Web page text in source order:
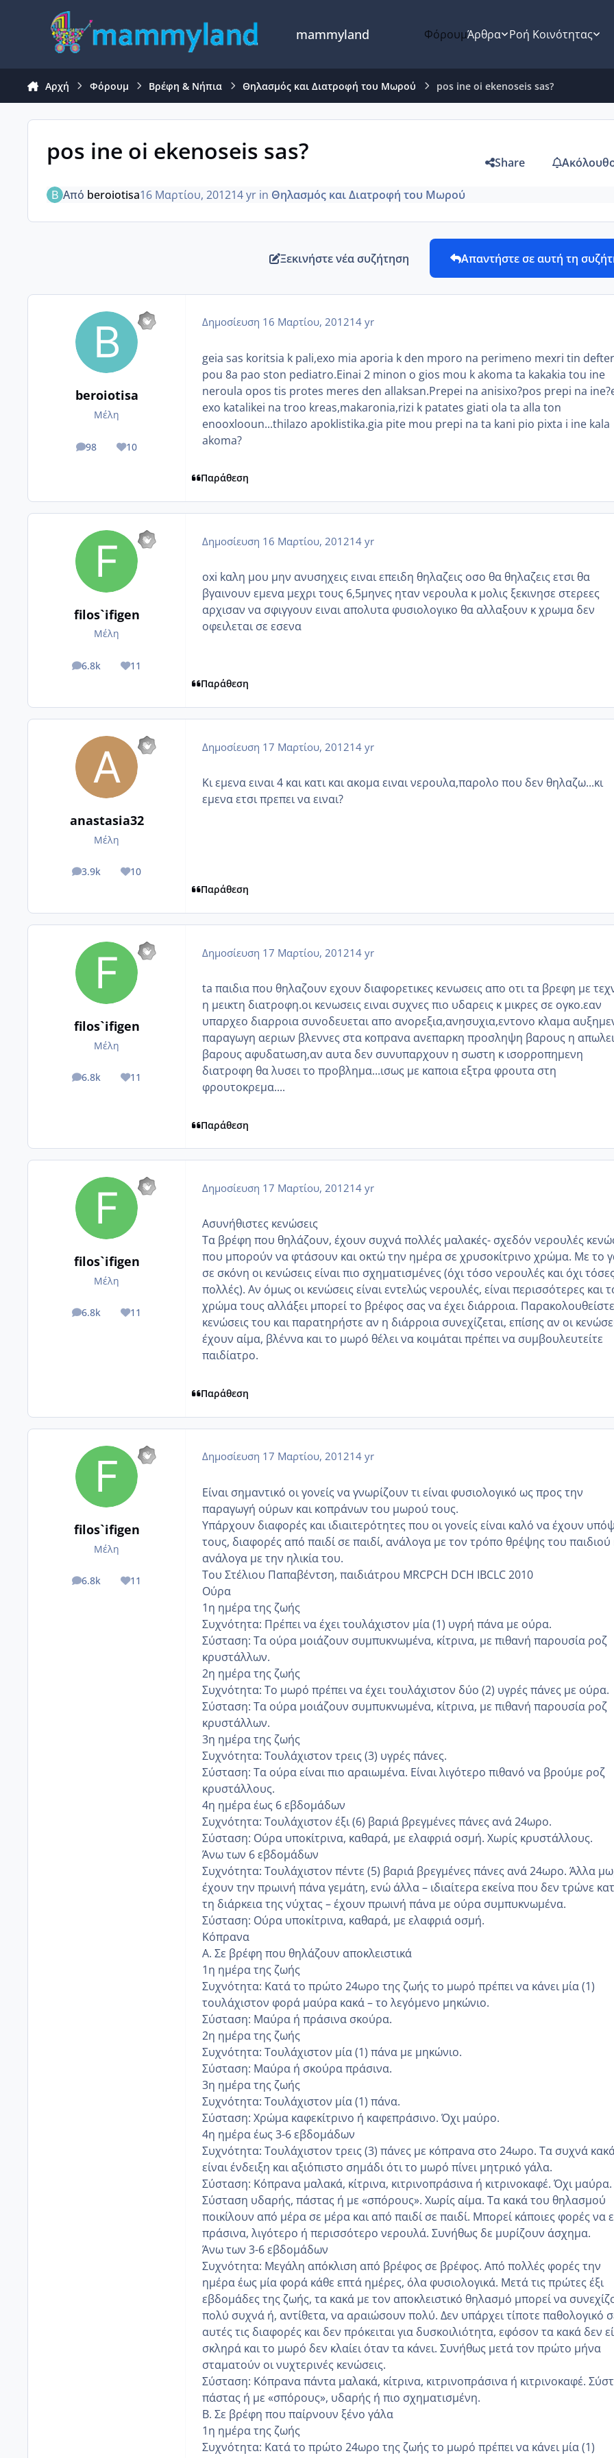
Μετάβαση σε περιεχόμενο
mammyland ΦόρουμΆρθρα Ροή Κοινότητας
Αρχή Φόρουμ Βρέφη & Νήπια Θηλασμός και Διατροφή του Μωρού pos ine oi ekenoseis sas?
pos ine oi ekenoseis sas? Share
Από beroiotisa16 Μαρτίου, 201214 yr in Θηλασμός και Διατροφή του Μωρού
Ξεκινήστε νέα συζήτηση Απαντήστε σε αυτή τη
beroiotisa
Μέλη
98
posts 10
Reputation
Δημοσίευση 16 Μαρτίου, 201214 yr
geia sas koritsia k pali,exo mia aporia k den mporo na perimeno mexri tin
pou 8a pao ston pediatro.Einai 2 minon o gios mou k akoma ta kakakia tou ine
neroula opos tis protes meres den allaksan.Prepei na anisixo?pos prepi na
exo katalikei na troo kreas,makaronia,rizi k patates giati ola ta alla ton
enooxlooun...thilazo apoklistika.gia pite mou prepi na ta kani pio pixta i ine kala
akoma?
Παράθεση
filos`ifigen
Μέλη
6.8k
posts 11
Reputation
Δημοσίευση 16 Μαρτίου, 201214 yr
oxi kαλη μου μην ανυσηχεις ειναι επειδη θηλαζεις οσο θα θηλαζεις ετσι θα
βγαινουν εμενα μεχρι τους 6,5μηνες ηταν νερουλα κ μολις ξεκινησε στερεες
αρχισαν να σφιγγουν ειναι απολυτα φυσιολογικο θα αλλαξουν κ χρωμα δεν
οφειλεται σε εσενα
Παράθεση
anastasia32
Μέλη
3.9k
posts 10
Reputation
Δημοσίευση 17 Μαρτίου, 201214 yr
Κι εμενα ειναι 4 και κατι και ακομα ειναι νερουλα,παρολο που δεν θηλαζω...κι
εμενα ετσι πρεπει να ειναι?
Παράθεση
filos`ifigen
Μέλη
6.8k
posts 11
Reputation
Δημοσίευση 17 Μαρτίου, 201214 yr
ta παιδια που θηλαζουν εχουν διαφορετικες κενωσεις απο οτι τα βρεφη με
η μεικτη διατροφη.οι κενωσεις ειναι συχνες πιο υδαρεις κ μικρες σε ογκο.εαν
υπαρχεο διαρροια συνοδευεται απο ανορεξια,ανησυχια,εντονο κλαμα
παραγωγη αεριων βλεννες στα κοπρανα ανεπαρκη προσληψη βαρους η
βαρους αφυδατωση,αν αυτα δεν συνυπαρχουν η σωστη κ ισορροπημενη
διατροφη θα λυσει το προβλημα...ισως με καποια εξτρα φρουτα στη
φρουτοκρεμα....
Παράθεση
filos`ifigen
Μέλη
6.8k
posts 11
Reputation
Δημοσίευση 17 Μαρτίου, 201214 yr
Ασυνήθιστες κενώσεις
Tα βρέφη που θηλάζουν, έχουν συχνά πολλές μαλακές- σχεδόν νερουλές
που μπορούν να φτάσουν και οκτώ την ημέρα σε χρυσοκίτρινο χρώμα. Με το
σε σκόνη οι κενώσεις είναι πιο σχηματισμένες (όχι τόσο νερουλές και όχι τόσες
πολλές). Αν όμως οι κενώσεις είναι εντελώς νερουλές, είναι περισσότερες και
χρώμα τους αλλάξει μπορεί το βρέφος σας να έχει διάρροια. Παρακολουθείστε
κενώσεις του και παρατηρήστε αν η διάρροια συνεχίζεται, επίσης αν οι
έχουν αίμα, βλέννα και το μωρό θέλει να κοιμάται πρέπει να συμβουλευτείτε
παιδίατρο.
Παράθεση
filos`ifigen
Μέλη
6.8k
posts 11
Reputation
Δημοσίευση 17 Μαρτίου, 201214 yr
Είναι σημαντικό οι γονείς να γνωρίζουν τι είναι φυσιολογικό ως προς την
παραγωγή ούρων και κοπράνων του μωρού τους.
Υπάρχουν διαφορές και ιδιαιτερότητες που οι γονείς είναι καλό να έχουν
τους, διαφορές από παιδί σε παιδί, ανάλογα με τον τρόπο θρέψης του παιδιού
ανάλογα με την ηλικία του.
Του Στέλιου Παπαβέντση, παιδιάτρου ΜRCPCH DCH IBCLC 2010
Ούρα
1η ημέρα της ζωής
Συχνότητα: Πρέπει να έχει τουλάχιστον μία (1) υγρή πάνα με ούρα.
Σύσταση: Τα ούρα μοιάζουν συμπυκνωμένα, κίτρινα, με πιθανή παρουσία ροζ
κρυστάλλων.
2η ημέρα της ζωής
Συχνότητα: Το μωρό πρέπει να έχει τουλάχιστον δύο (2) υγρές πάνες με ούρα.
Σύσταση: Τα ούρα μοιάζουν συμπυκνωμένα, κίτρινα, με πιθανή παρουσία ροζ
κρυστάλλων.
3η ημέρα της ζωής
Συχνότητα: Τουλάχιστον τρεις (3) υγρές πάνες.
Σύσταση: Τα ούρα είναι πιο αραιωμένα. Είναι λιγότερο πιθανό να βρούμε ροζ
κρυστάλλους.
4η ημέρα έως 6 εβδομάδων
Συχνότητα: Τουλάχιστον έξι (6) βαριά βρεγμένες πάνες ανά 24ωρο.
Σύσταση: Ούρα υποκίτρινα, καθαρά, με ελαφριά οσμή. Χωρίς κρυστάλλους.
Άνω των 6 εβδομάδων
Συχνότητα: Τουλάχιστον πέντε (5) βαριά βρεγμένες πάνες ανά 24ωρο. Άλλα
έχουν την πρωινή πάνα γεμάτη, ενώ άλλα – ιδιαίτερα εκείνα που δεν τρώνε
τη διάρκεια της νύχτας – έχουν πρωινή πάνα με ούρα συμπυκνωμένα.
Σύσταση: Ούρα υποκίτρινα, καθαρά, με ελαφριά οσμή.
Κόπρανα
Α. Σε βρέφη που θηλάζουν αποκλειστικά
1η ημέρα της ζωής
Συχνότητα: Κατά το πρώτο 24ωρο της ζωής το μωρό πρέπει να κάνει μία (1)
τουλάχιστον φορά μαύρα κακά – το λεγόμενο μηκώνιο.
Σύσταση: Μαύρα ή πράσινα σκούρα.
2η ημέρα της ζωής
Συχνότητα: Τουλάχιστον μία (1) πάνα με μηκώνιο.
Σύσταση: Μαύρα ή σκούρα πράσινα.
3η ημέρα της ζωής
Συχνότητα: Τουλάχιστον μία (1) πάνα.
Σύσταση: Χρώμα καφεκίτρινο ή καφεπράσινο. Όχι μαύρο.
4η ημέρα έως 3-6 εβδομάδων
Συχνότητα: Τουλάχιστον τρεις (3) πάνες με κόπρανα στο 24ωρο. Τα συχνά
είναι ένδειξη και αξιόπιστο σημάδι ότι το μωρό πίνει μητρικό γάλα.
Σύσταση: Κόπρανα μαλακά, κίτρινα, κιτρινοπράσινα ή κιτρινοκαφέ. Όχι μαύρα.
Σύσταση υδαρής, πάστας ή με «σπόρους». Χωρίς αίμα. Τα κακά του θηλασμού
ποικίλουν από μέρα σε μέρα και από παιδί σε παιδί. Μπορεί κάποιες φορές να
πράσινα, λιγότερο ή περισσότερο νερουλά. Συνήθως δε μυρίζουν άσχημα.
Άνω των 3-6 εβδομάδων
Συχνότητα: Μεγάλη απόκλιση από βρέφος σε βρέφος. Από πολλές φορές την
ημέρα έως μία φορά κάθε επτά ημέρες, όλα φυσιολογικά. Μετά τις πρώτες έξι
εβδομάδες της ζωής, τα κακά με τον αποκλειστικό θηλασμό μπορεί να
πολύ συχνά ή, αντίθετα, να αραιώσουν πολύ. Δεν υπάρχει τίποτε παθολογικό
αυτές τις διαφορές και δεν πρόκειται για δυσκοιλιότητα, εφόσον τα κακά δεν
σκληρά και το μωρό δεν κλαίει όταν τα κάνει. Συνήθως μετά τον πρώτο μήνα
σταματούν οι νυχτερινές κενώσεις.
Σύσταση: Κόπρανα πάντα μαλακά, κίτρινα, κιτρινοπράσινα ή κιτρινοκαφέ.
πάστας ή με «σπόρους», υδαρής ή πιο σχηματισμένη.
Β. Σε βρέφη που παίρνουν ξένο γάλα
1η ημέρα της ζωής
Συχνότητα: Κατά το πρώτο 24ωρο της ζωής το μωρό πρέπει να κάνει μία (1)